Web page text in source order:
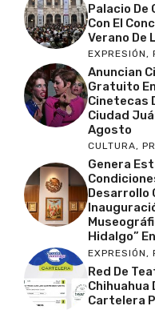
Palacio De
Con El
Verano De
EXPRESIÓN,
Anuncian
Gratuito
Cinetecas
Ciudad
Agosto
CULTURA,
Genera
Desarrollo
Hidalgo”
EXPRESIÓN ,
Red De
Chihuahua
Cartelera